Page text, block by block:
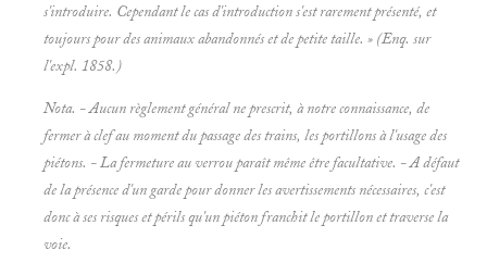
s'introduire. Cependant le cas d'introduction s'est rarement présenté, et
toujours pour des animaux abandonnés et de petite taille. » (Enq. sur
l'expl. 1858.)
Nota. - Aucun règlement général ne prescrit, à notre connaissance, de
fermerà clef au moment du passage des trains, les portillons à l'usage des
piétons. - La fermeture au verrou paraît même être facultative. - A défaut
de la présence d'un garde pour donner les avertissements nécessaires, c'est
donc à ses risques et périls qu'un piéton franchit le portillon et traverse la
voie.